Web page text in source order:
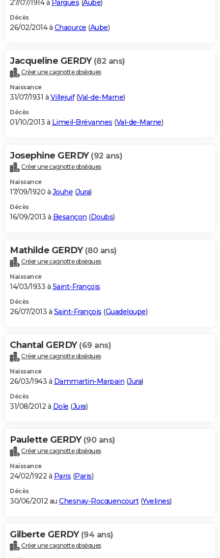
27/07/1914 à Pargues (Aube)
Décès
26/02/2014 à Chaource (Aube)
Jacqueline GERDY (82 ans)
Créer une cagnotte obsèques
Naissance
31/07/1931 à Villejuif(Val-de-Marne)
Décès
01/10/2013 à Limeil-Brévannes (Val-de-Marne)
Josephine GERDY (92 ans)
Créer une cagnotte obsèques
Naissance
17/09/1920 à Jouhe (Jura)
Décès
16/09/2013 à Besançon (Doubs)
Mathilde GERDY (80 ans)
Créer une cagnotte obsèques
Naissance
14/03/1933 à Saint-François
Décès
26/07/2013 à Saint-François (Guadeloupe)
Chantal GERDY (69 ans)
Créer une cagnotte obsèques
Naissance
26/03/1943 à Dammartin-Marpain (Jura)
Décès
31/08/2012 à Dole (Jura)
Paulette GERDY (90 ans)
Créer une cagnotte obsèques
Naissance
24/02/1922 à Paris (Paris)
Décès
30/06/2012 au Chesnay-Rocquencourt(Yvelines)
Gilberte GERDY (94 ans)
Créer une cagnotte obsèques